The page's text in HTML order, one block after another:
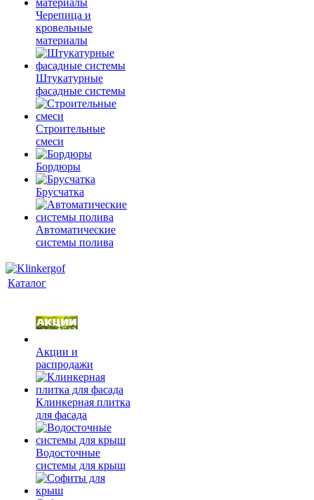
Черепица и
кровельные
материалы
Штукатурные
фасадные системы
Строительные
смеси
Бордюры
Брусчатка
Автоматические
системы полива
Каталог
Акции и
распродажи
Клинкерная плитка
для фасада
Водосточные
системы для крыш